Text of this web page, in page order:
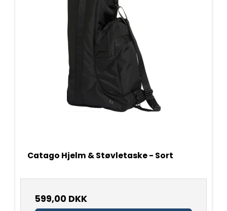
Catago Hjelm & Støvletaske - Sort
599,00 DKK